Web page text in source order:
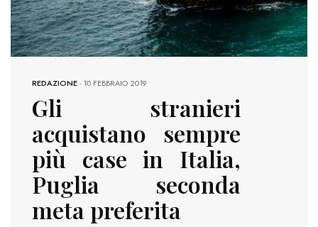
REDAZIONE-10 FEBBRAIO 2019
Gli stranieri
acquistano sempre
più case in Italia,
Puglia seconda
meta preferita